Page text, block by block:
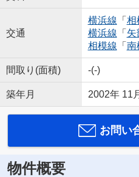
交通
横浜線 「 相
横浜線 「 矢
相模線 「 南
間取り(面積) -(-)
築年月 2002年 11
お問い
物件概要